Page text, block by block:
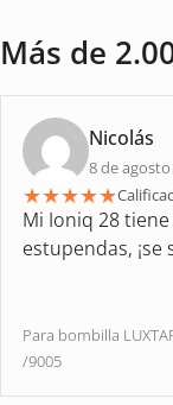
Más de
Nicolás
8 de
★★★★★
Mi Ioniq 28
estupendas, ¡se
Para bombilla
/9005